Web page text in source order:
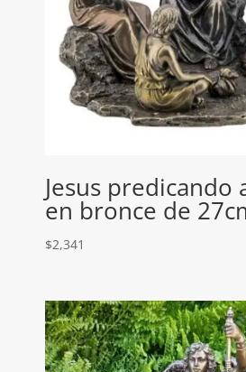
Jesus predicando
en bronce de
$2,341